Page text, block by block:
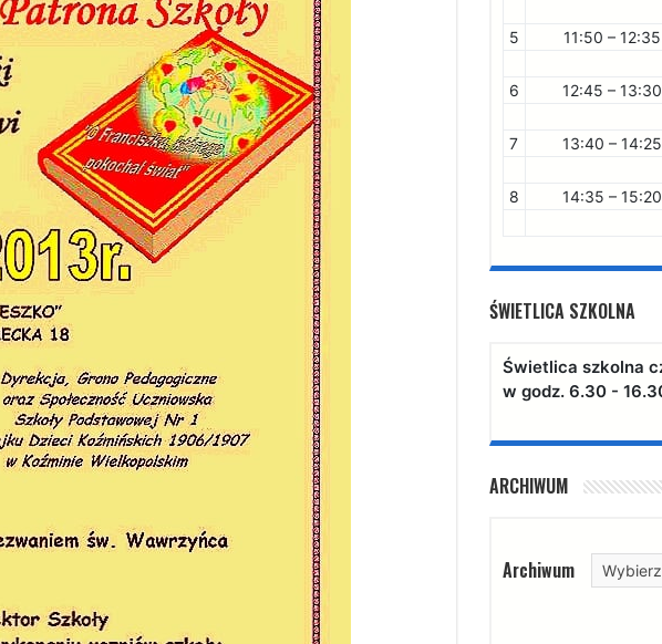
5
11:50 – 12:35
6
12:45 – 13:30
7
13:40 – 14:25
8
14:35 – 15:20
ŚWIETLICA SZKOLNA
Świetlica szkolna
w godz. 6.30 -
ARCHIWUM
Archiwum